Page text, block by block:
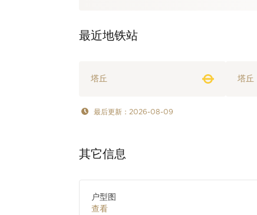
最近地铁站
塔丘 塔丘
最后更新：2026-08-09
其它信息
户型图
查看